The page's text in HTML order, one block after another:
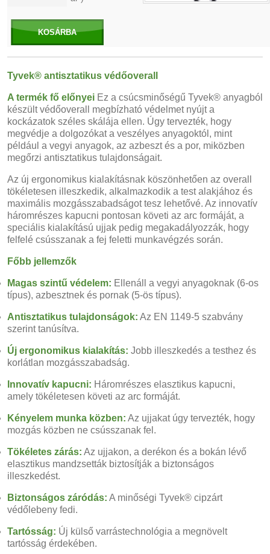
KOSÁRBA
Tyvek® antisztatikus védőoverall
A termék fő előnyei Ez a csúcsminőségű Tyvek® anyagból
készült védőoverall megbízható védelmet nyújt a
kockázatok széles skálája ellen. Úgy tervezték, hogy
megvédje a dolgozókat a veszélyes anyagoktól, mint
például a vegyi anyagok, az azbeszt és a por, miközben
megőrzi antisztatikus tulajdonságait.
Az új ergonomikus kialakításnak köszönhetően az overall
tökéletesen illeszkedik, alkalmazkodik a test alakjához és
maximális mozgásszabadságot tesz lehetővé. Az innovatív
háromrészes kapucni pontosan követi az arc formáját, a
speciális kialakítású ujjak pedig megakadályozzák, hogy
felfelé csússzanak a fej feletti munkavégzés során.
Főbb jellemzők
Magas szintű védelem: Ellenáll a vegyi anyagoknak (6-os
típus), azbesztnek és pornak (5-ös típus).
Antisztatikus tulajdonságok: Az EN 1149-5 szabvány
szerint tanúsítva.
Új ergonomikus kialakítás: Jobb illeszkedés a testhez és
korlátlan mozgásszabadság.
Innovatív kapucni: Háromrészes elasztikus kapucni,
amely tökéletesen követi az arc formáját.
Kényelem munka közben: Az ujjakat úgy tervezték, hogy
mozgás közben ne csússzanak fel.
Tökéletes zárás: Az ujjakon, a derékon és a bokán lévő
elasztikus mandzsetták biztosítják a biztonságos
illeszkedést.
Biztonságos záródás: A minőségi Tyvek® cipzárt
védőlebeny fedi.
Tartósság: Új külső varrástechnológia a megnövelt
tartósság érdekében.